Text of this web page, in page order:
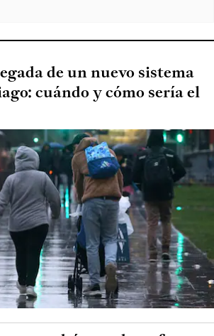
de un nuevo sistema
cuándo y cómo sería el